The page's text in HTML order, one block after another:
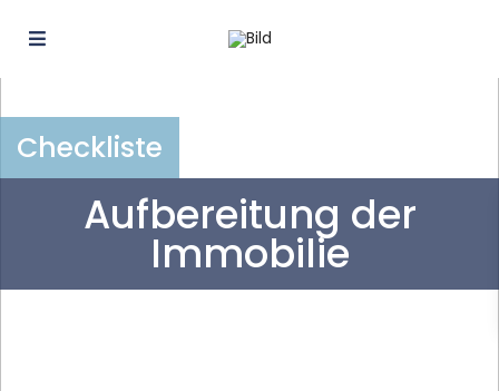
Checkliste
Aufbereitung der
Immobilie